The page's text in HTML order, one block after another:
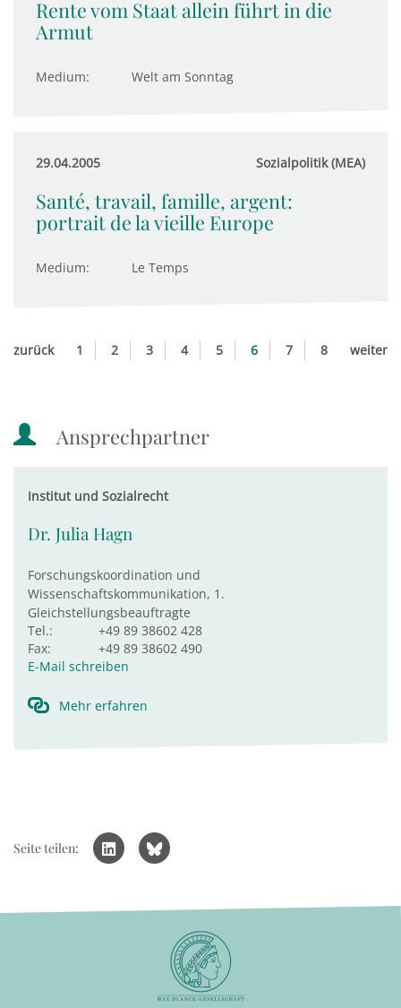
Rente vom Staat allein führt in die
Armut
Medium: Welt am Sonntag
29.04.2005 Sozialpolitik (MEA)
Santé, travail, famille, argent:
portrait de la vieille Europe
Medium: Le Temps
zurück 1 2 3 4 5 6 7 8 weiter
Ansprechpartner
Institut und Sozialrecht
Dr. Julia Hagn
Forschungskoordination und
Wissenschaftskommunikation, 1.
Gleichstellungsbeauftragte
Tel.:
+49 89 38602 428
Fax:
+49 89 38602 490
E-Mail schreiben
Mehr erfahren
Seite teilen: